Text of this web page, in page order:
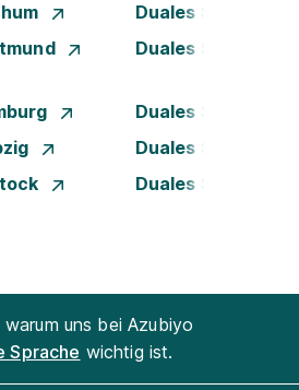
Duales Studium
Duales Studium
Duales Studium
Duales Studium
Duales Studium
uns bei Azubiyo
Sprache wichtig ist.